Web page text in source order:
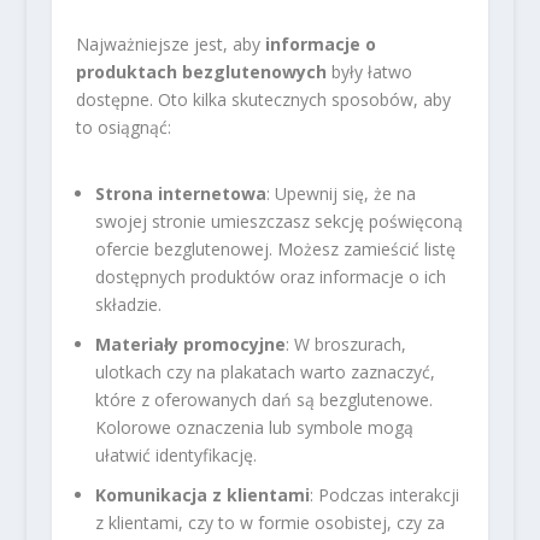
Najważniejsze jest, aby informacje o
produktach bezglutenowych były łatwo
dostępne. Oto kilka skutecznych sposobów, aby
to osiągnąć:
Strona internetowa: Upewnij się, że na
swojej stronie umieszczasz sekcję poświęconą
ofercie bezglutenowej. Możesz zamieścić listę
dostępnych produktów oraz informacje o ich
składzie.
Materiały promocyjne: W broszurach,
ulotkach czy na plakatach warto zaznaczyć,
które z oferowanych dań są bezglutenowe.
Kolorowe oznaczenia lub symbole mogą
ułatwić identyfikację.
Komunikacja z klientami: Podczas interakcji
z klientami, czy to w formie osobistej, czy za